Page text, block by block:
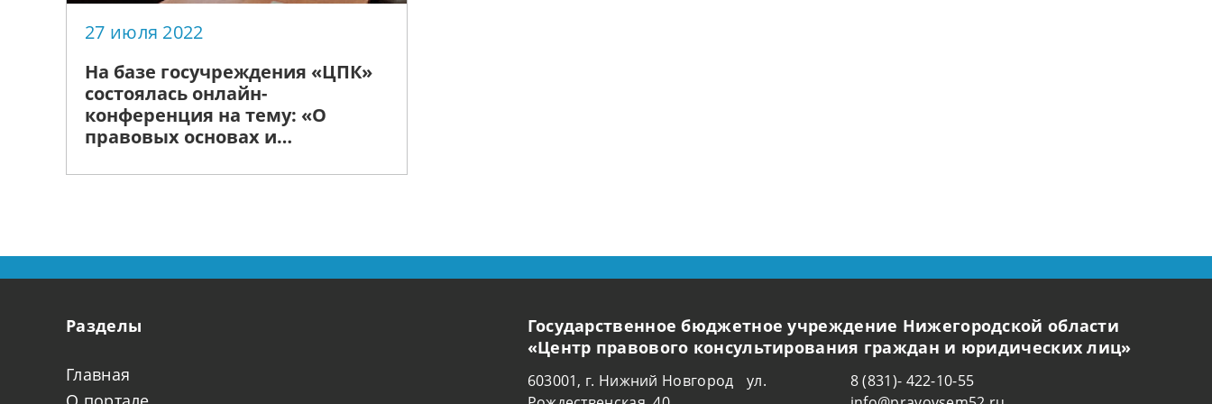
27 июля 2022
На базе госучреждения «ЦПК»
состоялась онлайн-
конференция на тему: «О
правовых основах и
развития института старост
Разделы
Главная
Государственное бюджетное учреждение Нижегородской области
«Центр правового консультирования граждан и юридических лиц»
603001, г. Нижний Новгород ул.
8 (831)- 422-10-55